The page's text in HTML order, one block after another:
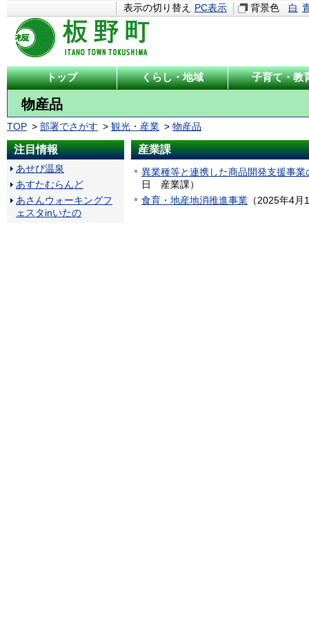
表示の切り替え PC表示 背景色 白
トップ くらし・地域 子育て・教
物産品
TOP 部署でさがす 観光・産業 物産品
産業課
異業種等と連携した商品開発支援事
日
産業課）
食育・地産地消推進事業 （2025年4月
注目情報
あせび温泉
あすたむらんど
あさんウォーキングフ
ェスタinいたの